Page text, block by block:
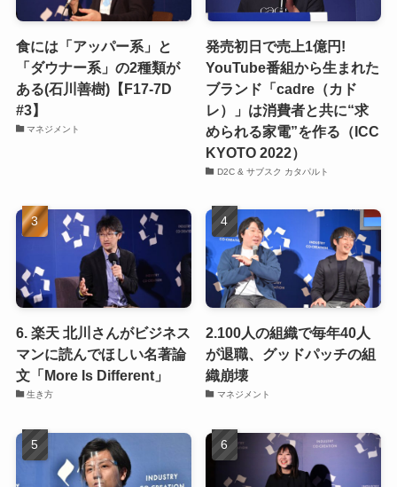
食には「アッパー系」と
「ダウナー系」の2種類が
ある(石川善樹)【F17-7D
#3】
マネジメント
発売初日で売上1億円!
YouTube番組から生まれた
ブランド「cadre（カド
レ）」は消費者と共に“求
められる家電”を作る（ICC
KYOTO 2022）
D2C & サブスク カタパルト
6. 楽天 北川さんがビジネス
マンに読んでほしい名著論
文「More Is Different」
生き方
2.100人の組織で毎年40人
が退職、グッドパッチの組
織崩壊
マネジメント